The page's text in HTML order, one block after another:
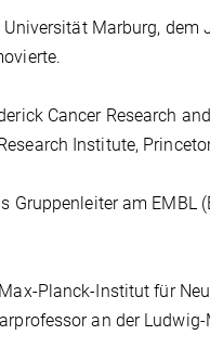
Marburg,
Cancer Research
Institute,
Gruppenleiter am
Planck-Institut für
an der